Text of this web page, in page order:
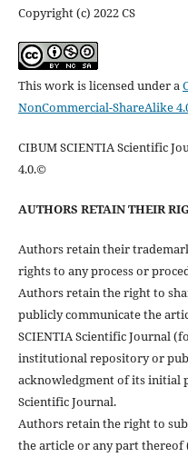
Copyright (c) 2022 CS
This work is licensed under a
NonCommercial-ShareAlike
CIBUM SCIENTIA Scientific
4.0.©
AUTHORS RETAIN THEIR
Authors retain their
rights to any process or
Authors retain the right to
publicly communicate the
SCIENTIA Scientific Journal
institutional repository or
acknowledgment of its initial
Scientific Journal.
Authors retain the right to
the article or any part thereof